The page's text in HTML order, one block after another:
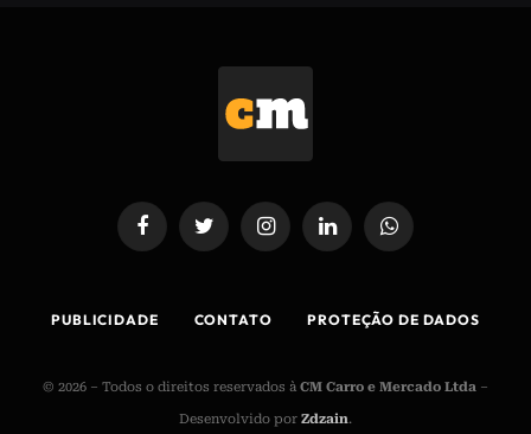
FacebookTwitterInstagramLinkedIn WhatsApp
PUBLICIDADE CONTATO PROTEÇÃO DE DADOS
© 2026 – Todos o direitos reservados à CM Carro e Mercado Ltda –
Desenvolvido por Zdzain.